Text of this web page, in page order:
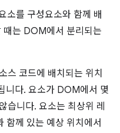
소를 구성요소와 함께 배
때는 DOM에서 분리되는
스 코드에 배치되는 위치
니다. 요소가 DOM에서 몇
습니다. 요소는 최상위 레
함께 있는 예상 위치에서